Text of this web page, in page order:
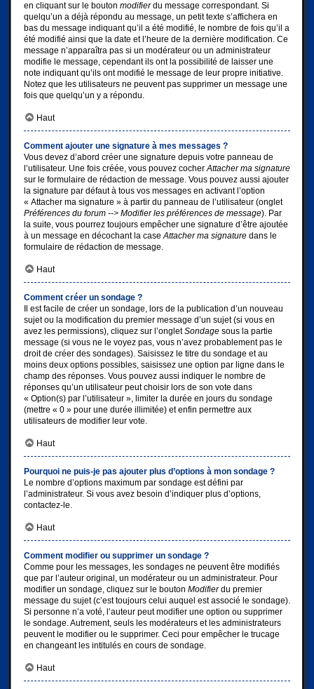
en cliquant sur le bouton modifierdu message correspondant. Si
quelqu’un a déjà répondu au message, un petit texte s’affichera en
bas du message indiquant qu’il a été modifié, le nombre de fois qu’il a
été modifié ainsi que la date et l’heure de la dernière modification. Ce
message n’apparaîtra pas si un modérateur ou un administrateur
modifie le message, cependant ils ont la possibilité de laisser une
note indiquant qu’ils ont modifié le message de leur propre initiative.
Notez que les utilisateurs ne peuvent pas supprimer un message une
fois que quelqu’un y a répondu.
Haut
Comment ajouter une signature à mes messages ?
Vous devez d’abord créer une signature depuis votre panneau de
l’utilisateur. Une fois créée, vous pouvez cocherAttacher ma signature
sur le formulaire de rédaction de message. Vous pouvez aussi ajouter
la signature par défaut à tous vos messages en activant l’option
« Attacher ma signature » à partir du panneau de l’utilisateur (onglet
Préférences du forum --> Modifier les préférences de message). Par
la suite, vous pourrez toujours empêcher une signature d’être ajoutée
à un message en décochant la caseAttacher ma signature dans le
formulaire de rédaction de message.
Haut
Comment créer un sondage ?
Il est facile de créer un sondage, lors de la publication d’un nouveau
sujet ou la modification du premier message d’un sujet (si vous en
avez les permissions), cliquez sur l’ongletSondage sous la partie
message (si vous ne le voyez pas, vous n’avez probablement pas le
droit de créer des sondages). Saisissez le titre du sondage et au
moins deux options possibles, saisissez une option par ligne dans le
champ des réponses. Vous pouvez aussi indiquer le nombre de
réponses qu’un utilisateur peut choisir lors de son vote dans
« Option(s) par l’utilisateur », limiter la durée en jours du sondage
(mettre « 0 » pour une durée illimitée) et enfin permettre aux
utilisateurs de modifier leur vote.
Haut
Pourquoi ne puis-je pas ajouter plus d’options à mon sondage ?
Le nombre d’options maximum par sondage est défini par
l’administrateur. Si vous avez besoin d’indiquer plus d’options,
contactez-le.
Haut
Comment modifier ou supprimer un sondage ?
Comme pour les messages, les sondages ne peuvent être modifiés
que par l’auteur original, un modérateur ou un administrateur. Pour
modifier un sondage, cliquez sur le bouton Modifierdu premier
message du sujet (c’est toujours celui auquel est associé le sondage).
Si personne n’a voté, l’auteur peut modifier une option ou supprimer
le sondage. Autrement, seuls les modérateurs et les administrateurs
peuvent le modifier ou le supprimer. Ceci pour empêcher le trucage
en changeant les intitulés en cours de sondage.
Haut